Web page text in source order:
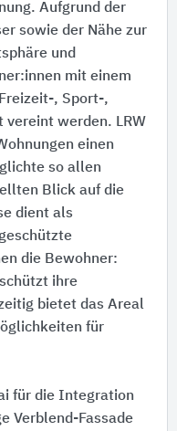
Aufgrund der
sowie der Nähe zur
und
mit einem
, Sport-,
vereint werden. LRW
einen
so allen
Blick auf die
dient als
die Bewohner:​
ihre
bietet das Areal
für
für die Integration
Verblend-Fassade